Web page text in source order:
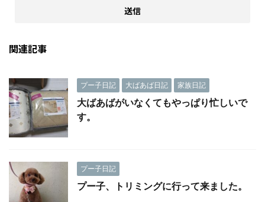
関連記事
プー子日記 大ばあば日記 家族日記
大ばあばがいなくてもやっぱり忙しいで
す。
プー子日記
プー子、トリミングに行って来ました。